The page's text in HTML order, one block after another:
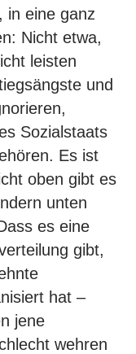
in eine ganz
Nicht etwa,
leisten
und
Sozialstaats
Es ist
oben gibt es
unten
es eine
gibt,
hat –
jene
wehren